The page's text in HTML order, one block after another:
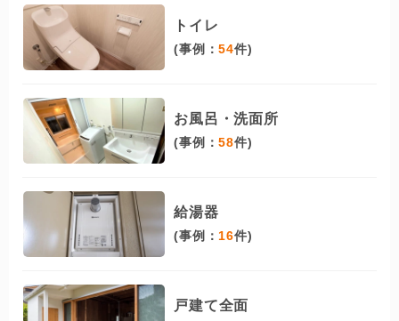
トイレ
(事例：54件)
お風呂・洗面所
(事例：58件)
給湯器
(事例：16件)
戸建て全面